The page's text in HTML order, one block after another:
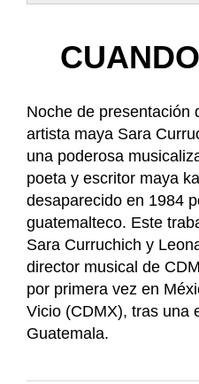
Noche de presentación
artista maya Sara
una poderosa
poeta y escritor maya
desaparecido en 1984
guatemalteco. Este
Sara Curruchich y
director musical de
por primera vez en
Vicio (CDMX), tras una
Guatemala.